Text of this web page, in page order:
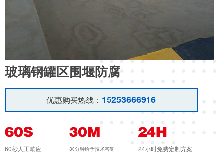
玻璃钢罐区围堰防腐
优惠购买热线： 15253666916
60秒人工响应 30分钟给予技术答复 24小时免费定制方案